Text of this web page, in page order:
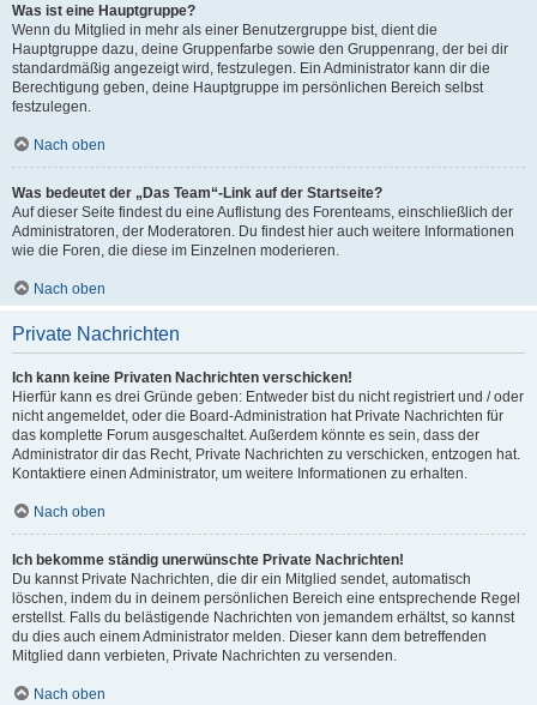
Was ist eine Hauptgruppe?
Wenn du Mitglied in mehr als einer Benutzergruppe bist, dient die
Hauptgruppe dazu, deine Gruppenfarbe sowie den Gruppenrang, der bei dir
standardmäßig angezeigt wird, festzulegen. Ein Administrator kann dir die
Berechtigung geben, deine Hauptgruppe im persönlichen Bereich selbst
festzulegen.
Nach oben
Was bedeutet der „Das Team“-Link auf der Startseite?
Auf dieser Seite findest du eine Auflistung des Forenteams, einschließlich der
Administratoren, der Moderatoren. Du findest hier auch weitere Informationen
wie die Foren, die diese im Einzelnen moderieren.
Nach oben
Private Nachrichten
Ich kann keine Privaten Nachrichten verschicken!
Hierfür kann es drei Gründe geben: Entweder bist du nicht registriert und / oder
nicht angemeldet, oder die Board-Administration hat Private Nachrichten für
das komplette Forum ausgeschaltet. Außerdem könnte es sein, dass der
Administrator dir das Recht, Private Nachrichten zu verschicken, entzogen hat.
Kontaktiere einen Administrator, um weitere Informationen zu erhalten.
Nach oben
Ich bekomme ständig unerwünschte Private Nachrichten!
Du kannst Private Nachrichten, die dir ein Mitglied sendet, automatisch
löschen, indem du in deinem persönlichen Bereich eine entsprechende Regel
erstellst. Falls du belästigende Nachrichten von jemandem erhältst, so kannst
du dies auch einem Administrator melden. Dieser kann dem betreffenden
Mitglied dann verbieten, Private Nachrichten zu versenden.
Nach oben